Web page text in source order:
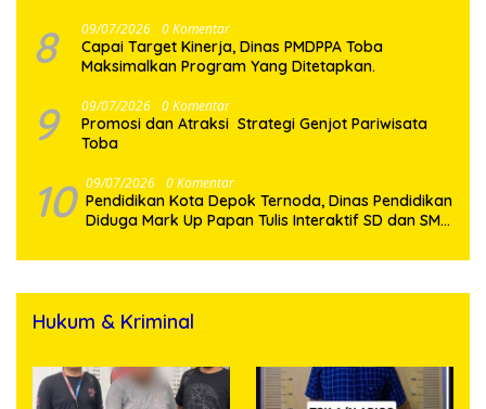
8 09/07/2026 0 Komentar
Capai Target Kinerja, Dinas PMDPPA Toba
Maksimalkan Program Yang Ditetapkan.
9 09/07/2026 0 Komentar
Promosi dan Atraksi Strategi Genjot Pariwisata
Toba
10 09/07/2026 0 Komentar
Pendidikan Kota Depok Ternoda, Dinas Pendidikan
Diduga Mark Up Papan Tulis Interaktif SD dan SMP
Hukum & Kriminal